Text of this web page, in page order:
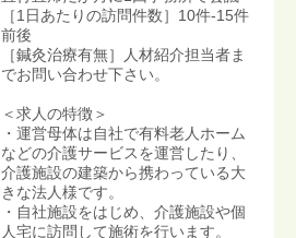
［1日あたりの訪問件数］10件-15件
前後
［鍼灸治療有無］人材紹介担当者ま
でお問い合わせ下さい。
＜求人の特徴＞
・運営母体は自社で有料老人ホーム
などの介護サービスを運営したり、
介護施設の建築から携わっている大
きな法人様です。
・自社施設をはじめ、介護施設や個
人宅に訪問して施術を行います。